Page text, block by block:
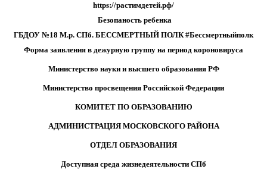
https://растимдетей.рф/
Безопаность ребенка
ГБДОУ №18 М.р. СПб. БЕССМЕРТНЫЙ ПОЛК #Бессмертныйполк
Форма заявления в дежурную группу на период короновируса
Министерство науки и высшего образования РФ
Министерство просвещения Российской Федерации
КОМИТЕТ ПО ОБРАЗОВАНИЮ
АДМИНИСТРАЦИЯ МОСКОВСКОГО РАЙОНА
ОТДЕЛ ОБРАЗОВАНИЯ
Доступная среда жизнедеятельности СПб